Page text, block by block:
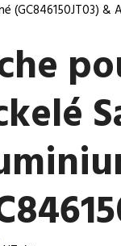
(GC846150JT03) &